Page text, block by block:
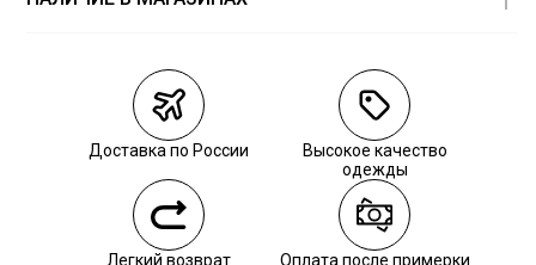
Курьерская доставка СДЭК
Самовывоз из пункта выдачи СДЭК
Самовывоз из наших магазинов
Курьерская доставка СДЭК
Доставка по России
Высокое качество
одежды
Легкий возврат Оплата после примерки